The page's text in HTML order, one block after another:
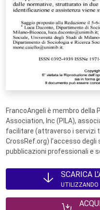
FrancoAngeli è membro della
Association, Inc (PILA),
facilitare (attraverso i servizi
CrossRef.org) l’accesso
pubblicazioni professionali e
SCARICA
UTILIZZANDO